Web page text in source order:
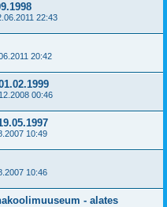
22:43
20:42
00:46
10:49
10:46
- alates